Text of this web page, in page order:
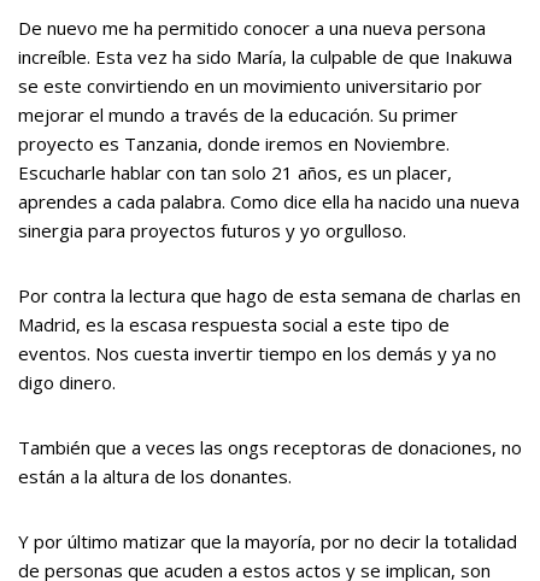
De nuevo me ha permitido conocer a una nueva persona
increíble. Esta vez ha sido María, la culpable de que Inakuwa
se este convirtiendo en un movimiento universitario por
mejorar el mundo a través de la educación. Su primer
proyecto es Tanzania, donde iremos en Noviembre.
Escucharle hablar con tan solo 21 años, es un placer,
aprendes a cada palabra. Como dice ella ha nacido una nueva
sinergia para proyectos futuros y yo orgulloso.
Por contra la lectura que hago de esta semana de charlas en
Madrid, es la escasa respuesta social a este tipo de
eventos. Nos cuesta invertir tiempo en los demás y ya no
digo dinero.
También que a veces las ongs receptoras de donaciones, no
están a la altura de los donantes.
Y por último matizar que la mayoría, por no decir la totalidad
de personas que acuden a estos actos y se implican, son